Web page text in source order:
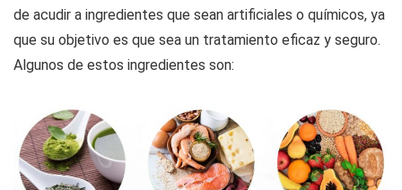
de acudir a ingredientes que sean artificiales o químicos, ya
que su objetivo es que sea un tratamiento eficaz y seguro.
Algunos de estos ingredientes son: